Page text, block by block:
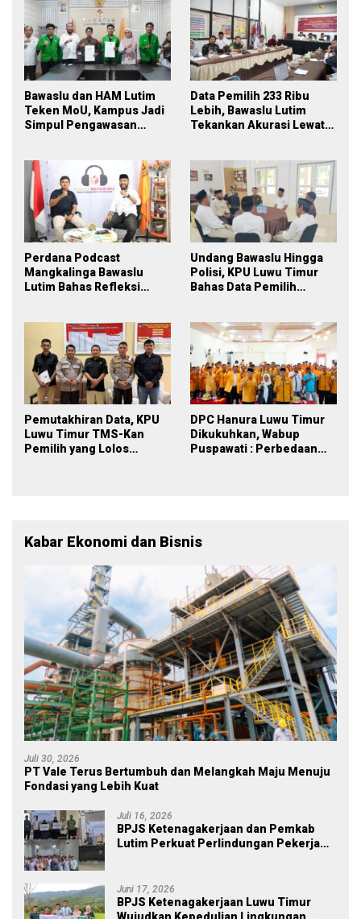
Bawaslu dan HAM Lutim
Teken MoU, Kampus Jadi
Simpul Pengawasan
Data Pemilih 233 Ribu
Lebih, Bawaslu Lutim
Tekankan Akurasi Lewat
Perdana Podcast
Mangkalinga Bawaslu
Lutim Bahas Refleksi
Undang Bawaslu Hingga
Polisi, KPU Luwu Timur
Bahas Data Pemilih
Pemutakhiran Data, KPU
Luwu Timur TMS-Kan
Pemilih yang Lolos
DPC Hanura Luwu Timur
Dikukuhkan, Wabup
Puspawati : Perbedaan
Kabar Ekonomi dan Bisnis
Juli 30, 2026
PT Vale Terus Bertumbuh dan Melangkah Maju Menuju
Fondasi yang Lebih Kuat
Juli 16, 2026
BPJS Ketenagakerjaan dan Pemkab
Lutim Perkuat Perlindungan Pekerja
Juni 17, 2026
BPJS Ketenagakerjaan Luwu Timur